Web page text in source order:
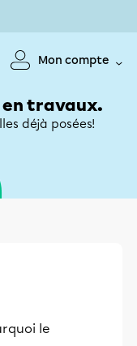
Mon compte
en travaux.
déjà posées!
le